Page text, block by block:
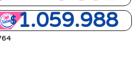
$1.059.988